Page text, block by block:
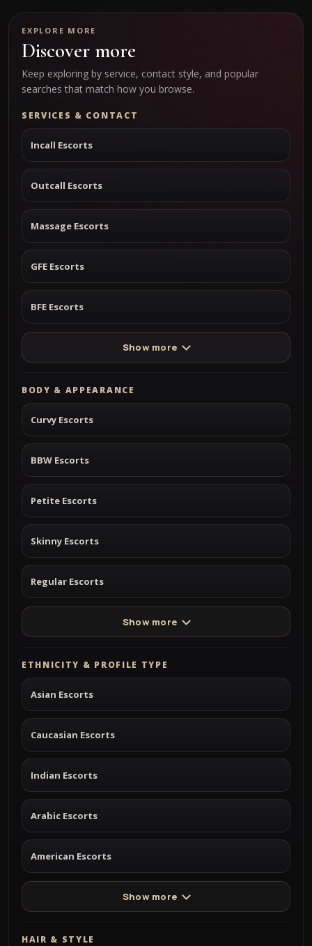
EXPLORE MORE
Discover more
Keep exploring by service, contact style, and popular
searches that match how you browse.
SERVICES & CONTACT
Incall Escorts
Outcall Escorts
Massage Escorts
GFE Escorts
BFE Escorts
Show more
BODY & APPEARANCE
Curvy Escorts
BBW Escorts
Petite Escorts
Skinny Escorts
Regular Escorts
Show more
ETHNICITY & PROFILE TYPE
Asian Escorts
Caucasian Escorts
Indian Escorts
Arabic Escorts
American Escorts
Show more
HAIR & STYLE